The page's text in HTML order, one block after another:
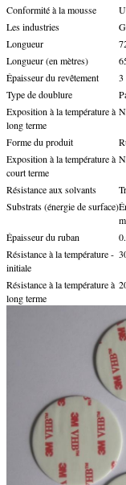
Conformité à la mousse
Les industries
Longueur
Longueur (en mètres)
Épaisseur du revêtement
3
Type de doublure
Exposition à la température à
long terme
Forme du produit
Exposition à la température à
court terme
Résistance aux solvants
Substrats (énergie de surface)
Épaisseur du ruban
Résistance à la température -
initiale
Résistance à la température à
long terme